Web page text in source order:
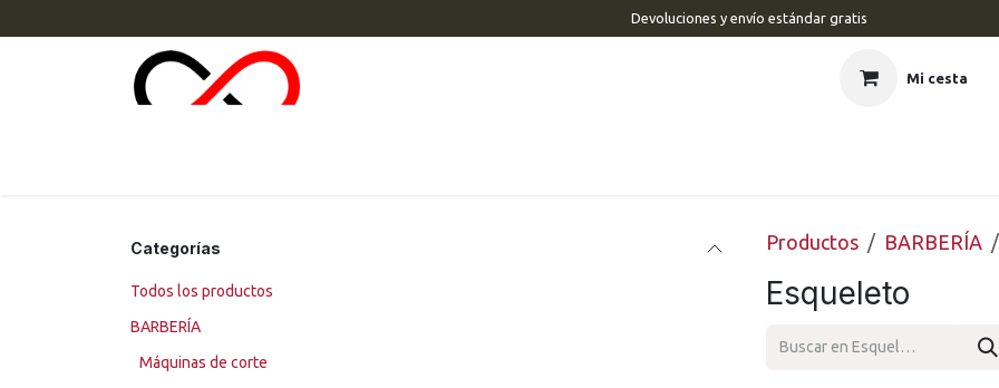
Devoluciones y envío estándar gratis
Mi cesta
Categorías
Todos los productos
BARBERÍA
Máquinas de corte
Productos BARBERÍA
Esqueleto